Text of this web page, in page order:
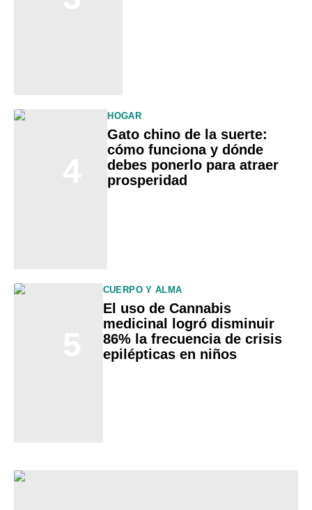
HOGAR
Gato chino de la suerte:
cómo funciona y dónde
debes ponerlo para atraer
prosperidad
CUERPO Y ALMA
El uso de Cannabis
medicinal logró disminuir
86% la frecuencia de crisis
epilépticas en niños